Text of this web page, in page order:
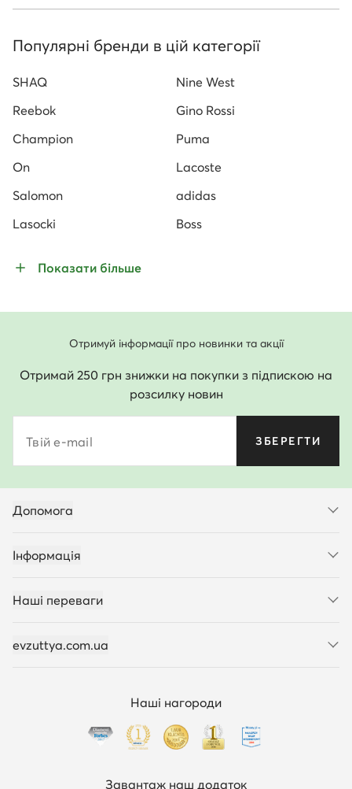
Популярні бренди в цій категорії
SHAQ
Nine West
Reebok
Gino Rossi
Champion
Puma
On
Lacoste
Salomon
adidas
Lasocki
Boss
Показати більше
Отримуй інформації про новинки та акції
Отримай 250 грн знижки на покупки з підпискою на
розсилку новин
Твій e-mail ЗБЕРЕГТИ
Допомога
Інформація
Наші переваги
evzuttya.com.ua
Наші нагороди
Завантаж наш додаток